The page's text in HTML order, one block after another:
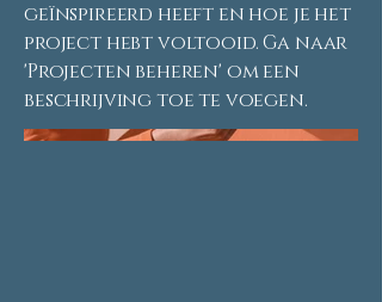
geïnspireerd heeft en hoe je het
project hebt voltooid. Ga naar
'Projecten beheren' om een
beschrijving toe te voegen.